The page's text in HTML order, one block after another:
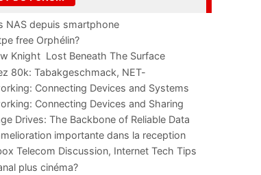
NAS depuis smartphone
free Orphélin?
Knight  Lost Beneath The Surface
80k: Tabakgeschmack, NET-
und Leistung im
Connecting Devices and Systems
Connecting Devices and Sharing
Drives: The Backbone of Reliable Data
importante dans la reception
Telecom Discussion, Internet Tech Tips
plus cinéma?